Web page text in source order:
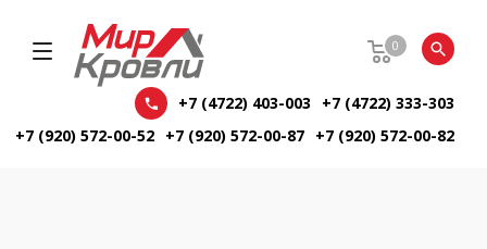
0
+7 (4722) 403-003
+7 (4722) 333-303
+7 (920) 572-00-52 +7 (920) 572-00-87 +7 (920) 572-00-82